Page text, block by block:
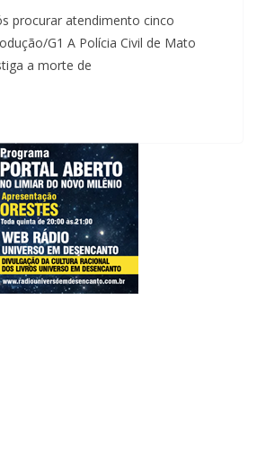
procurar atendimento cinco
G1 A Polícia Civil de Mato
a morte de